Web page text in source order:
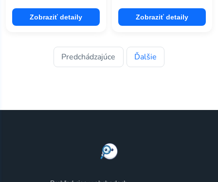
Zobraziť detaily Zobraziť detaily
Predchádzajúce Ďalšie